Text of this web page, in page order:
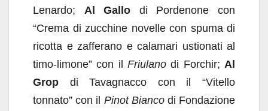
Lenardo; Al Gallo di Pordenone con
“Crema di zucchine novelle con spuma di
ricotta e zafferano e calamari ustionati al
timo-limone” con il Friulano di Forchir; Al
Grop di Tavagnacco con il “Vitello
tonnato” con il Pinot Biancodi Fondazione